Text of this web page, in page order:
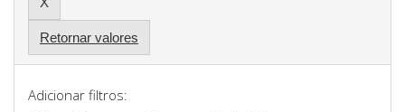
Retornar valores
Adicionar filtros: